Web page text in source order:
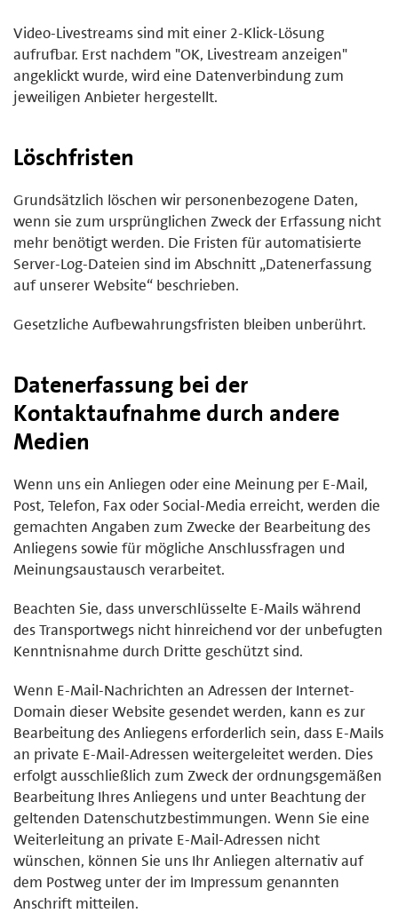
Video-Livestreams sind mit einer 2-Klick-Lösung
aufrufbar. Erst nachdem "OK, Livestream anzeigen"
angeklickt wurde, wird eine Datenverbindung zum
jeweiligen Anbieter hergestellt.
Löschfristen
Grundsätzlich löschen wir personenbezogene Daten,
wenn sie zum ursprünglichen Zweck der Erfassung nicht
mehr benötigt werden. Die Fristen für automatisierte
Server-Log-Dateien sind im Abschnitt „Datenerfassung
auf unserer Website“ beschrieben.
Gesetzliche Aufbewahrungsfristen bleiben unberührt.
Datenerfassung bei der
Kontaktaufnahme durch andere
Medien
Wenn uns ein Anliegen oder eine Meinung per E-Mail,
Post, Telefon, Fax oder Social-Media erreicht, werden die
gemachten Angaben zum Zwecke der Bearbeitung des
Anliegens sowie für mögliche Anschlussfragen und
Meinungsaustausch verarbeitet.
Beachten Sie, dass unverschlüsselte E-Mails während
des Transportwegs nicht hinreichend vor der unbefugten
Kenntnisnahme durch Dritte geschützt sind.
Wenn E-Mail-Nachrichten an Adressen der Internet-
Domain dieser Website gesendet werden, kann es zur
Bearbeitung des Anliegens erforderlich sein, dass E-Mails
an private E-Mail-Adressen weitergeleitet werden. Dies
erfolgt ausschließlich zum Zweck der ordnungsgemäßen
Bearbeitung Ihres Anliegens und unter Beachtung der
geltenden Datenschutzbestimmungen. Wenn Sie eine
Weiterleitung an private E-Mail-Adressen nicht
wünschen, können Sie uns Ihr Anliegen alternativ auf
dem Postweg unter der im Impressum genannten
Anschrift mitteilen.